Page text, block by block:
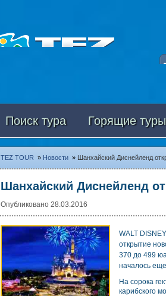
Поиск тура Горящие туры
TEZ TOUR » Новости » Шанхайский Диснейленд
Шанхайский Диснейленд
Опубликовано 28.03.2016
WALT
открытие
370 до 499
началось
На сорока
карибского